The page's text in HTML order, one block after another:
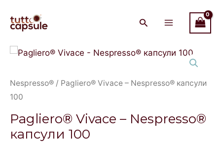
content
Main
Menu
Nespresso® / Pagliero® Vivace – Nespresso® капсули
100
Pagliero® Vivace – Nespresso®
капсули 100